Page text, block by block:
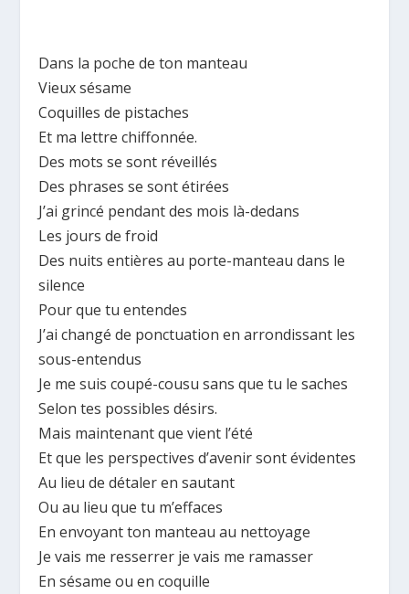
Dans la poche de ton manteau
Vieux sésame
Coquilles de pistaches
Et ma lettre chiffonnée.
Des mots se sont réveillés
Des phrases se sont étirées
J’ai grincé pendant des mois là-dedans
Les jours de froid
Des nuits entières au porte-manteau dans le
silence
Pour que tu entendes
J’ai changé de ponctuation en arrondissant les
sous-entendus
Je me suis coupé-cousu sans que tu le saches
Selon tes possibles désirs.
Mais maintenant que vient l’été
Et que les perspectives d’avenir sont évidentes
Au lieu de détaler en sautant
Ou au lieu que tu m’effaces
En envoyant ton manteau au nettoyage
Je vais me resserrer je vais me ramasser
En sésame ou en coquille